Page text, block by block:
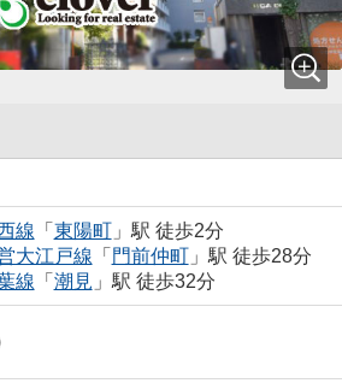
線 「 東陽町」駅 徒歩2分
大江戸線 「 門前仲町」駅 徒歩28分
線 「 潮見 」駅 徒歩32分